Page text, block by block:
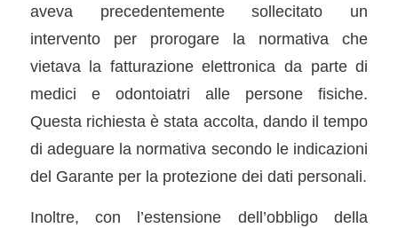
aveva precedentemente sollecitato un
intervento per prorogare la normativa che
vietava la fatturazione elettronica da parte di
medici e odontoiatri alle persone fisiche.
Questa richiesta è stata accolta, dando il tempo
di adeguare la normativa secondo le indicazioni
del Garante per la protezione dei dati personali.
Inoltre, con l’estensione dell’obbligo della